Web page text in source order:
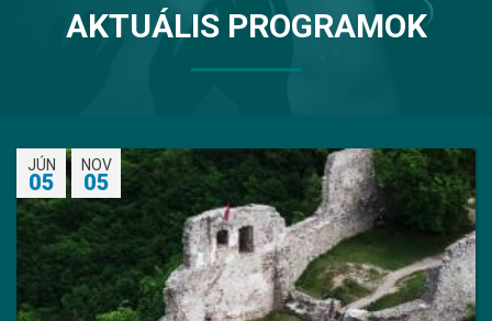
AKTUÁLIS PROGRAMOK
JÚN
05
NOV
05